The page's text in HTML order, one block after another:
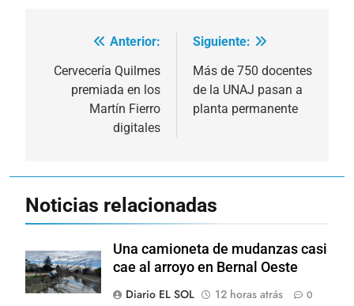
Navegación
de
entradas
Anterior:
Cervecería Quilmes
premiada en los
Martín Fierro
digitales
Siguiente:
Más de 750 docentes
de la UNAJ pasan a
planta permanente
Noticias relacionadas
Una camioneta de mudanzas casi
cae al arroyo en Bernal Oeste
Diario EL SOL
12 horas atrás 0